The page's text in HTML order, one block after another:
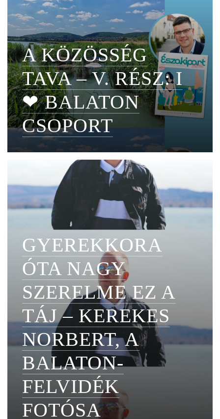
A KÖZÖSSÉG
TAVA – V. RÉSZ: I
❤ BALATON
CSOPORT
GYEREKKORA
ÓTA NAGY
SZERELME EZ A
TÁJ – KEREKES
NORBERT, A
BALATON-
FELVIDÉK
FOTÓSA